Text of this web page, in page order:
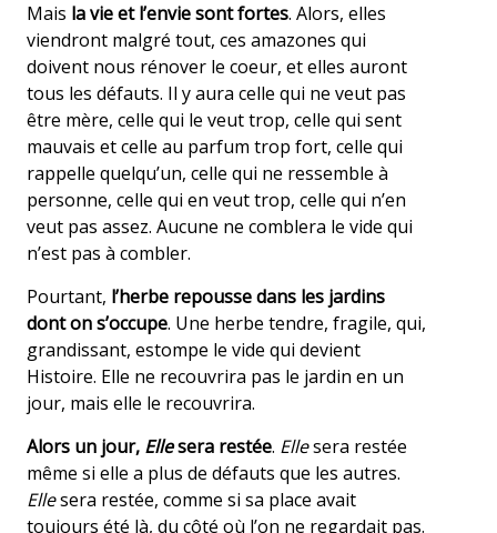
Mais la vie et l’envie sont fortes. Alors, elles
viendront malgré tout, ces amazones qui
doivent nous rénover le coeur, et elles auront
tous les défauts. Il y aura celle qui ne veut pas
être mère, celle qui le veut trop, celle qui sent
mauvais et celle au parfum trop fort, celle qui
rappelle quelqu’un, celle qui ne ressemble à
personne, celle qui en veut trop, celle qui n’en
veut pas assez. Aucune ne comblera le vide qui
n’est pas à combler.
Pourtant, l’herbe repousse dans les jardins
dont on s’occupe. Une herbe tendre, fragile, qui,
grandissant, estompe le vide qui devient
Histoire. Elle ne recouvrira pas le jardin en un
jour, mais elle le recouvrira.
Alors un jour, Ellesera restée. Ellesera restée
même si elle a plus de défauts que les autres.
Ellesera restée, comme si sa place avait
toujours été là, du côté où l’on ne regardait pas.